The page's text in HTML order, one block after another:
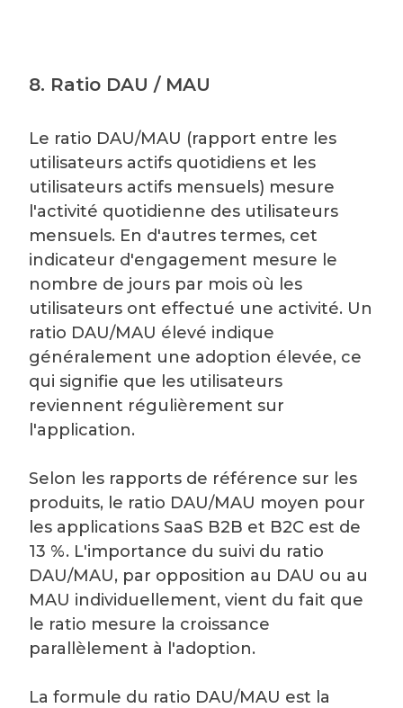
8. Ratio DAU / MAU
Le ratio DAU/MAU (rapport entre les
utilisateurs actifs quotidiens et les
utilisateurs actifs mensuels) mesure
l'activité quotidienne des utilisateurs
mensuels. En d'autres termes, cet
indicateur d'engagement mesure le
nombre de jours par mois où les
utilisateurs ont effectué une activité. Un
ratio DAU/MAU élevé indique
généralement une adoption élevée, ce
qui signifie que les utilisateurs
reviennent régulièrement sur
l'application.
Selon les rapports de référence sur les
produits, le ratio DAU/MAU moyen pour
les applications SaaS B2B et B2C est de
13 %. L'importance du suivi du ratio
DAU/MAU, par opposition au DAU ou au
MAU individuellement, vient du fait que
le ratio mesure la croissance
parallèlement à l'adoption.
La formule du ratio DAU/MAU est la